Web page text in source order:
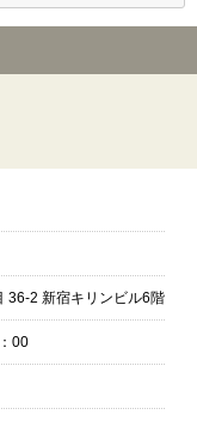
36-2 新宿キリンビル6階
00